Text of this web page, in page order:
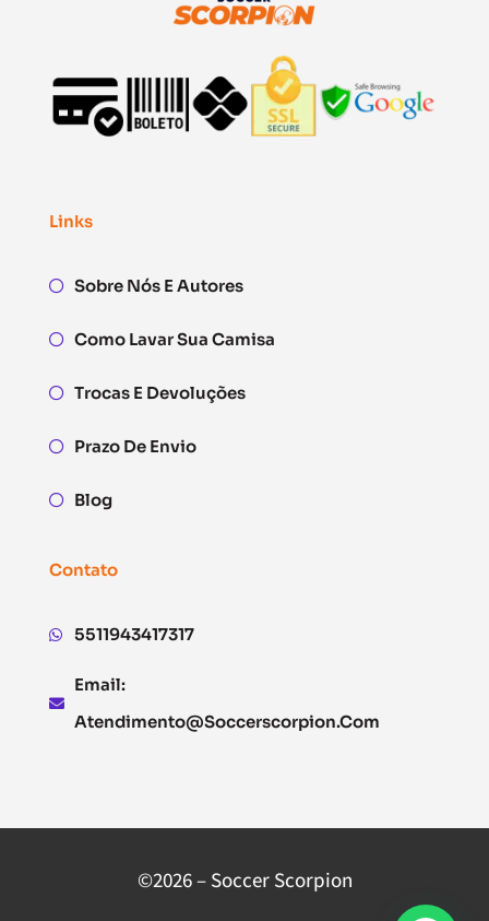
Links
Sobre Nós E Autores
Como Lavar Sua Camisa
Trocas E Devoluções
Prazo De Envio
Blog
Contato
5511943417317
Email:
Atendimento@soccerscorpion.com
©2026 – Soccer Scorpion